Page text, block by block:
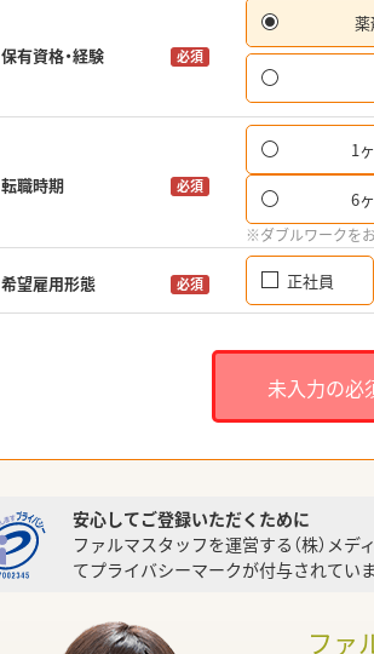
保有資格・経験 必須
転職時期 必須
1
6
※ダブルワークを
希望雇用形態 必須 正社員
未入力の必
安心してご登録いただくために
ファルマスタッフを運営する（株）メ
てプライバシーマークが付与されていま
ファ